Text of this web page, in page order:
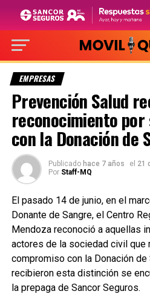
EMPRESAS
Prevención Salud
reconocimiento
con la Donación de
Publicado hace 7 años el 21
Por Staff-MQ
El pasado 14 de junio, en el
Donante de Sangre, el Centro
Mendoza reconoció a aquellas
actores de la sociedad civil que
compromiso con la Donación de
recibieron esta distinción se
la prepaga de Sancor Seguros.